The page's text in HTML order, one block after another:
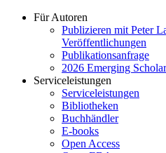
Für Autoren
Publizieren mit Peter
Veröffentlichungen
Publikationsanfrage
2026 Emerging
Serviceleistungen
Serviceleistungen
Bibliotheken
Buchhändler
E-books
Open Access